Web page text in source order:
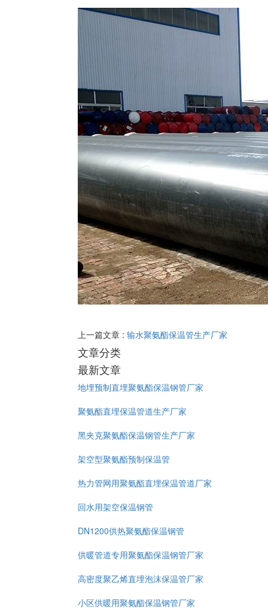
上一篇文章 : 输水聚氨酯保温管生产厂家
文章分类
最新文章
地埋预制直埋聚氨酯保温钢管厂家
聚氨酯直埋保温管道生产厂家
黑夹克聚氨酯保温钢管生产厂家
架空型聚氨酯预制保温管
热力管网用聚氨酯直埋保温管道厂家
回水用架空保温钢管
DN1200供热聚氨酯保温钢管
供暖管道专用聚氨酯保温钢管厂家
高密度聚乙烯直埋泡沫保温管厂家
小区供暖用聚氨酯保温钢管厂家